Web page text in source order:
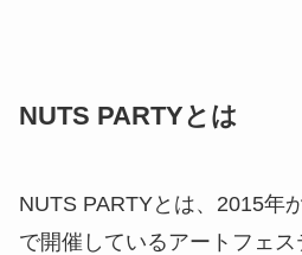
NUTS PARTYとは
NUTS PARTYとは、2015年
で開催しているアートフェス